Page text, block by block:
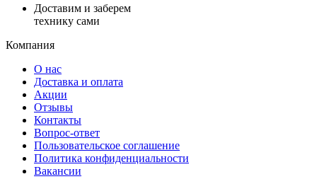
Доставим и заберем
технику сами
Компания
О нас
Доставка и оплата
Акции
Отзывы
Контакты
Вопрос-ответ
Пользовательское соглашение
Политика конфиденциальности
Вакансии